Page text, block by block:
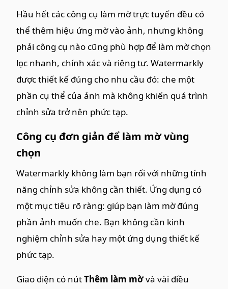
Hầu hết các công cụ làm mờ trực tuyến đều có
thể thêm hiệu ứng mờ vào ảnh, nhưng không
phải công cụ nào cũng phù hợp để làm mờ chọn
lọc nhanh, chính xác và riêng tư. Watermarkly
được thiết kế đúng cho nhu cầu đó: che một
phần cụ thể của ảnh mà không khiến quá trình
chỉnh sửa trở nên phức tạp.
Công cụ đơn giản để làm mờ vùng
chọn
Watermarkly không làm bạn rối với những tính
năng chỉnh sửa không cần thiết. Ứng dụng có
một mục tiêu rõ ràng: giúp bạn làm mờ đúng
phần ảnh muốn che. Bạn không cần kinh
nghiệm chỉnh sửa hay một ứng dụng thiết kế
phức tạp.
Giao diện có nútThêm làm mờvà vài điều